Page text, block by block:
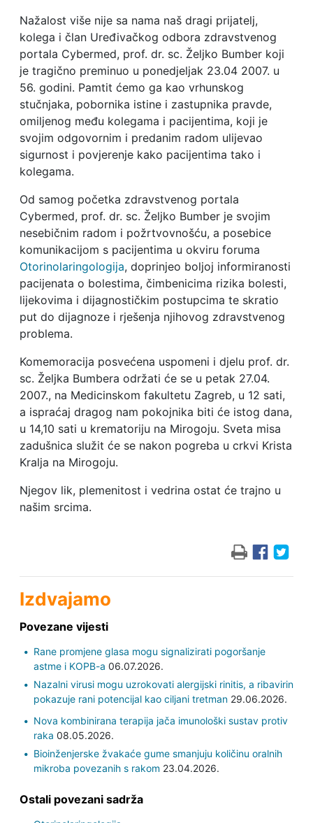
Nažalost više nije sa nama naš dragi prijatelj,
kolega i član Uređivačkog odbora zdravstvenog
portala Cybermed, prof. dr. sc. Željko Bumber koji
je tragično preminuo u ponedjeljak 23.04 2007. u
56. godini. Pamtit ćemo ga kao vrhunskog
stučnjaka, pobornika istine i zastupnika pravde,
omiljenog među kolegama i pacijentima, koji je
svojim odgovornim i predanim radom ulijevao
sigurnost i povjerenje kako pacijentima tako i
kolegama.
Od samog početka zdravstvenog portala
Cybermed, prof. dr. sc. Željko Bumber je svojim
nesebičnim radom i požrtvovnošću, a posebice
komunikacijom s pacijentima u okviru foruma
Otorinolaringologija, doprinjeo boljoj informiranosti
pacijenata o bolestima, čimbenicima rizika bolesti,
lijekovima i dijagnostičkim postupcima te skratio
put do dijagnoze i rješenja njihovog zdravstvenog
problema.
Komemoracija posvećena uspomeni i djelu prof. dr.
sc. Željka Bumbera održati će se u petak 27.04.
2007., na Medicinskom fakultetu Zagreb, u 12 sati,
a ispraćaj dragog nam pokojnika biti će istog dana,
u 14,10 sati u krematoriju na Mirogoju. Sveta misa
zadušnica služit će se nakon pogreba u crkvi Krista
Kralja na Mirogoju.
Njegov lik, plemenitost i vedrina ostat će trajno u
našim srcima.
Izdvajamo
Povezane vijesti
Rane promjene glasa mogu signalizirati pogoršanje
astme i KOPB-a 06.07.2026.
Nazalni virusi mogu uzrokovati alergijski rinitis, a ribavirin
pokazuje rani potencijal kao ciljani tretman29.06.2026.
Nova kombinirana terapija jača imunološki sustav protiv
raka 08.05.2026.
Bioinženjerske žvakaće gume smanjuju količinu oralnih
mikroba povezanih s rakom 23.04.2026.
Ostali povezani sadrža